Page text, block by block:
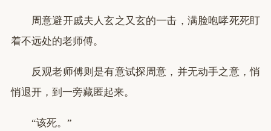
周意避开戚夫人玄之又玄的一击，满脸咆哮死死盯
着不远处的老师傅。
反观老师傅则是有意试探周意，并无动手之意，悄
悄退开，到一旁藏匿起来。
“该死。”